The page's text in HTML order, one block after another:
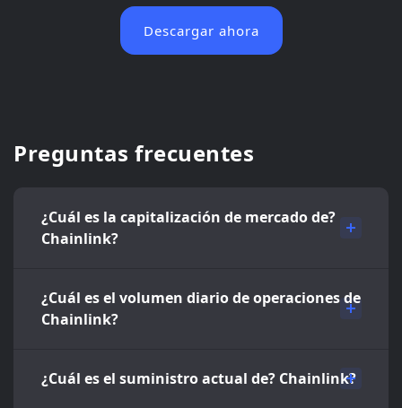
Descargar ahora
Preguntas frecuentes
¿Cuál es la capitalización de mercado de?
Chainlink?
¿Cuál es el volumen diario de operaciones de
Chainlink?
¿Cuál es el suministro actual de? Chainlink?